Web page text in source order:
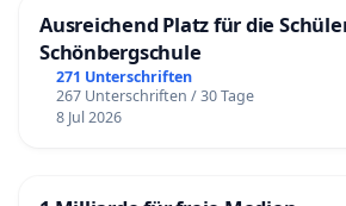
Ausreichend Platz für die
Schönbergschule
271 Unterschriften
267 Unterschriften / 30 Tage
8 Jul 2026